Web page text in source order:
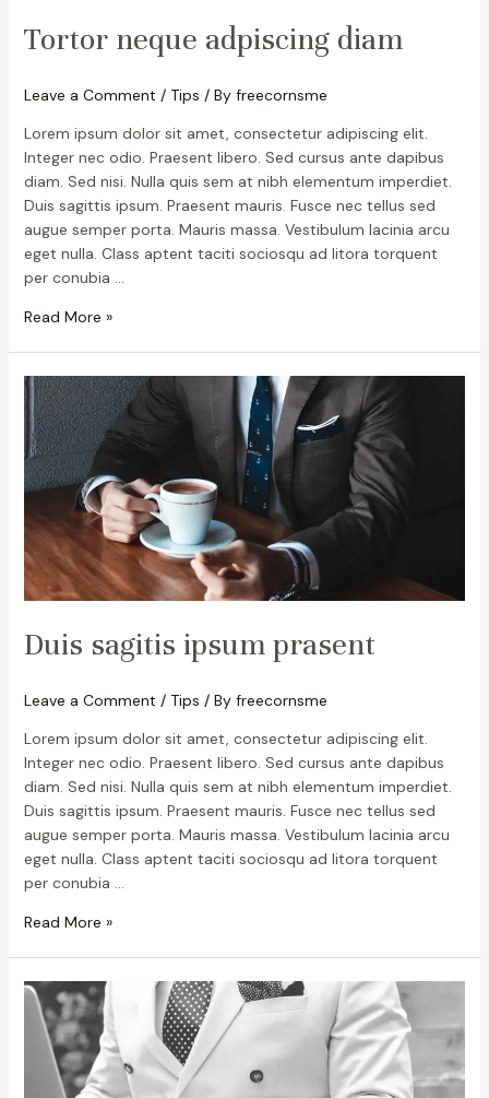
Tortor neque adpiscing diam
Leave a Comment / Tips / By freecornsme
Lorem ipsum dolor sit amet, consectetur adipiscing elit.
Integer nec odio. Praesent libero. Sed cursus ante dapibus
diam. Sed nisi. Nulla quis sem at nibh elementum imperdiet.
Duis sagittis ipsum. Praesent mauris. Fusce nec tellus sed
augue semper porta. Mauris massa. Vestibulum lacinia arcu
eget nulla. Class aptent taciti sociosqu ad litora torquent
per conubia …
Read More »
Duis sagitis ipsum prasent
Leave a Comment / Tips / By freecornsme
Lorem ipsum dolor sit amet, consectetur adipiscing elit.
Integer nec odio. Praesent libero. Sed cursus ante dapibus
diam. Sed nisi. Nulla quis sem at nibh elementum imperdiet.
Duis sagittis ipsum. Praesent mauris. Fusce nec tellus sed
augue semper porta. Mauris massa. Vestibulum lacinia arcu
eget nulla. Class aptent taciti sociosqu ad litora torquent
per conubia …
Duis
sagitis
ipsum
prasent
Read More »
Vestibulum
sapin
prin
quam